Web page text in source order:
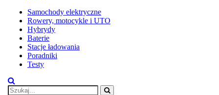
Samochody elektryczne
Rowery, motocykle i UTO
Hybrydy
Baterie
Stacje ładowania
Poradniki
Testy